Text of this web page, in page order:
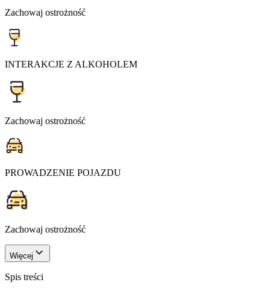
Zachowaj ostrożność
INTERAKCJE Z ALKOHOLEM
Zachowaj ostrożność
PROWADZENIE POJAZDU
Zachowaj ostrożność
Więcej
Spis treści